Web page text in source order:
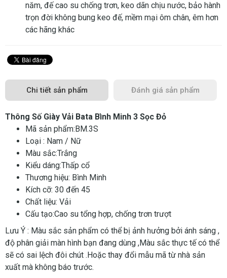
năm, đế cao su chống trơn, keo dãn chịu nước, bảo hành
trọn đời không bung keo đế, mềm mại ôm chân, êm hơn
các hãng khác
Chi tiết sản phẩm Đánh giá sản phẩm
Thông Số Giày Vải Bata Bình Minh 3 Sọc Đỏ
Mã sản phẩm:BM.3S
Loại : Nam / Nữ
Màu sắc:Trắng
Kiểu dáng:Thấp cổ
Thương hiệu: Bình Minh
Kích cỡ: 30 đến 45
Chất liệu: Vải
Cấu tạo:Cao su tổng hợp, chống trơn trượt
Lưu Ý : Màu sắc sản phẩm có thể bị ảnh hưởng bởi ánh sáng ,
độ phân giải màn hình bạn đang dùng ,Màu sắc thực tế có thể
sẽ có sai lệch đôi chút .Hoặc thay đổi mẫu mã từ nhà sản
xuất mà không báo trước.